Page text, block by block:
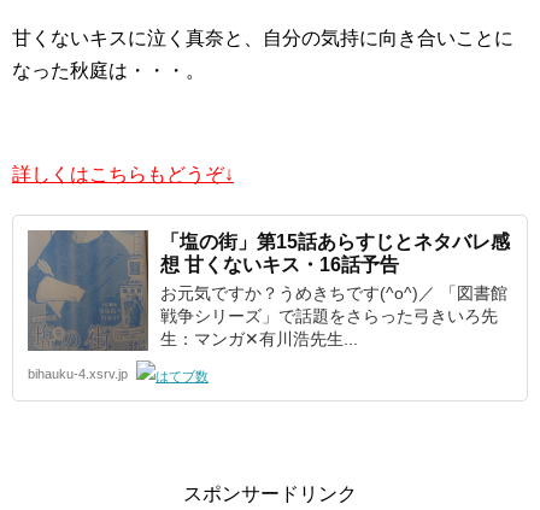
甘くないキスに泣く真奈と、自分の気持に向き合いことに
なった秋庭は・・・。
詳しくはこちらもどうぞ↓
「塩の街」第15話あらすじとネタバレ感
想 甘くないキス・16話予告
お元気ですか？うめきちです(^o^)／ 「図書館
戦争シリーズ」で話題をさらった弓きいろ先
生：マンガ✕有川浩先生...
bihauku-4.xsrv.jp
スポンサードリンク